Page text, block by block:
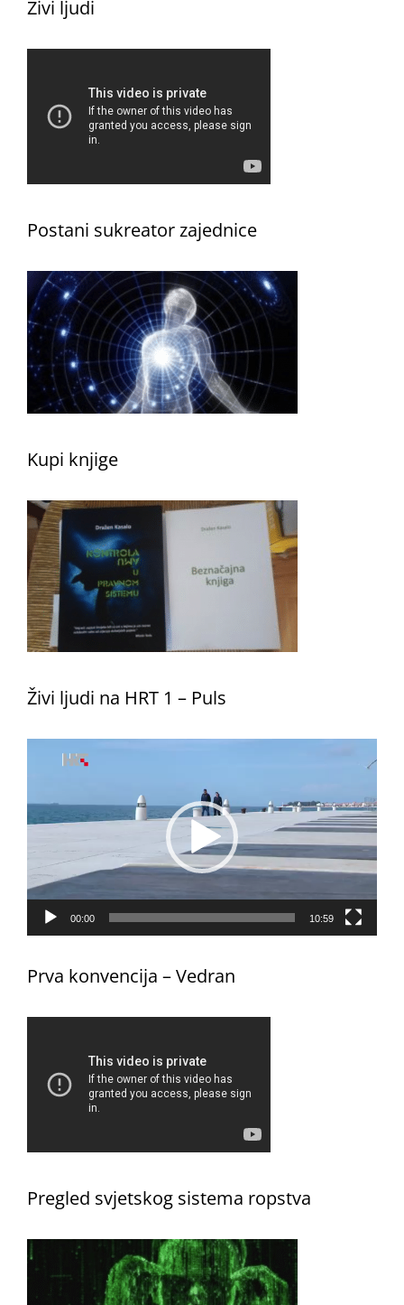
Živi ljudi
Postani sukreator zajednice
Kupi knjige
Živi ljudi na HRT 1 – Puls
Reproduktor
videozapisa
00:00 10:59
Prva konvencija – Vedran
Pregled svjetskog sistema ropstva